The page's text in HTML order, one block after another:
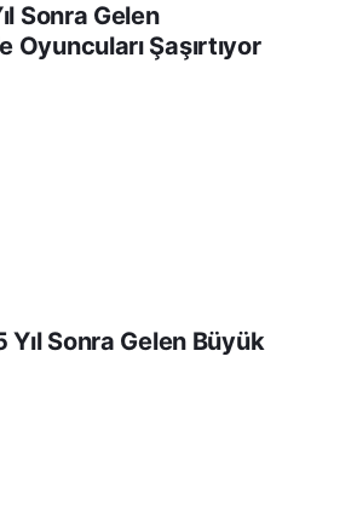
Sonra Gelen
Oyuncuları Şaşırtıyor
Yıl Sonra Gelen Büyük